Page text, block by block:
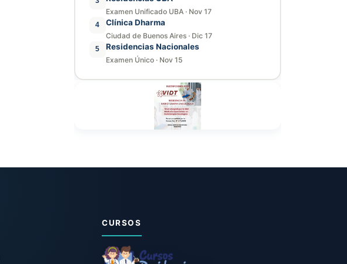
Examen Unificado UBA · Nov 17
4 Clínica Dharma
Ciudad de Buenos Aires · Dic 17
5 Residencias Nacionales
Examen Único · Nov 15
CURSOS